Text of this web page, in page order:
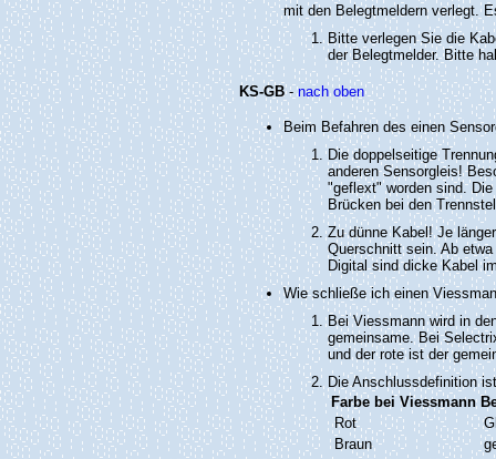
mit den Belegtmeldern verlegt.
Bitte verlegen Sie die
der Belegtmelder. Bitte
KS-GB-nach oben
Beim Befahren des einen
Die doppelseitige
anderen Sensorgleis!
"geflext" worden sind.
Brücken bei den
Zu dünne Kabel! Je
Querschnitt sein. Ab
Digital sind dicke Kabel
Wie schließe ich einen
Bei Viessmann wird in
gemeinsame. Bei
und der rote ist der
Die Anschlussdefinition
Farbe bei Viessmann
Rot
Braun